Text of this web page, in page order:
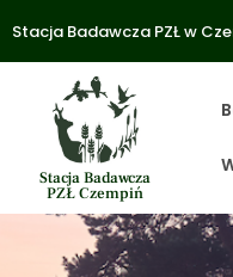
Stacja Badawcza PZŁ w
Stacja Badawcza
PZŁ Czempiń